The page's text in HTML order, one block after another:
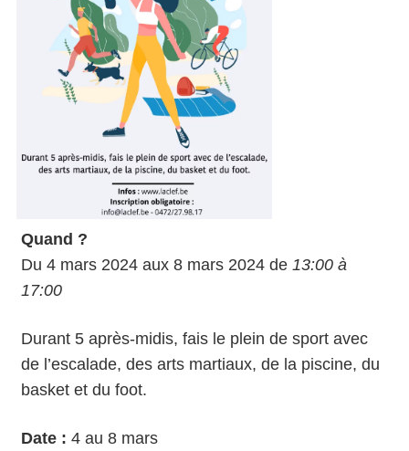
Quand ?
Du 4 mars 2024 aux 8 mars 2024 de 13:00 à
17:00
Durant 5 après-midis, fais le plein de sport avec
de l’escalade, des arts martiaux, de la piscine, du
basket et du foot.
Date : 4 au 8 mars